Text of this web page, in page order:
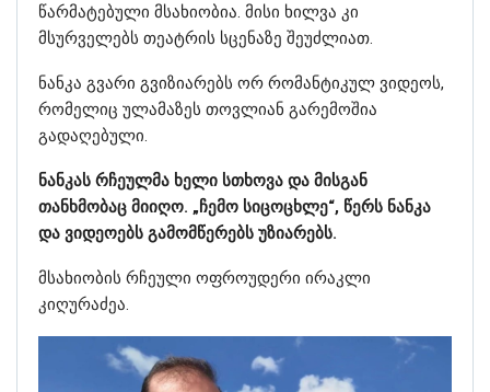
წარმატებული მსახიობია. მისი ხილვა კი
მსურველებს თეატრის სცენაზე შეუძლიათ.
ნანკა გვარი გვიზიარებს ორ რომანტიკულ ვიდეოს,
რომელიც ულამაზეს თოვლიან გარემოშია
გადაღებული.
ნანკას რჩეულმა ხელი სთხოვა და მისგან
თანხმობაც მიიღო. „ჩემო სიცოცხლე“, წერს ნანკა
და ვიდეოებს გამომწერებს უზიარებს.
მსახიობის რჩეული ოფროუდერი ირაკლი
კიღურაძეა.